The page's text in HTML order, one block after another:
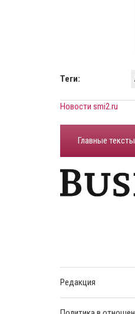
Теги:
Новости smi2.ru
Главные тексты
Редакция